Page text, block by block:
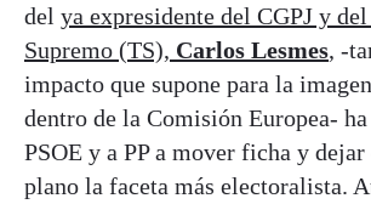
del ya expresidente del CGPJ y
Supremo (TS), Carlos Lesmes, -
impacto que supone para la
dentro de la Comisión Europea-
PSOE y a PP a mover ficha y dejar
plano la faceta más electoralista.